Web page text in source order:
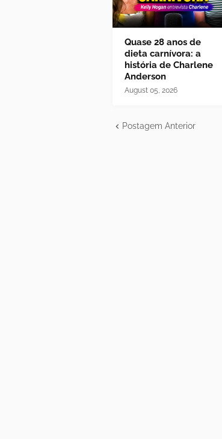
Quase 28 anos de
dieta carnívora: a
história de Charlene
Anderson
August 05, 2026
Postagem Anterior